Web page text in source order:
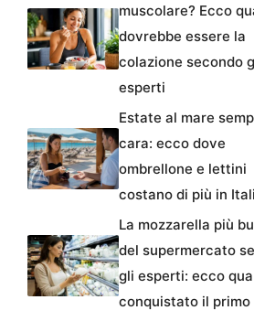
muscolare? Ecco
dovrebbe essere la
colazione secondo
esperti
Estate al mare
cara: ecco dove
ombrellone e lettini
costano di più in
La mozzarella più
del supermercato
gli esperti: ecco
conquistato il primo